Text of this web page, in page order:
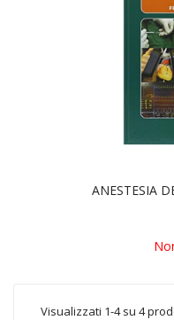
ANESTESIA
Visualizzati 1-4 su 4